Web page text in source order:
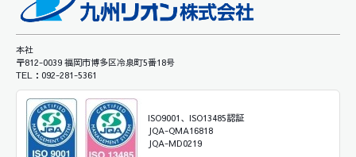
本社
〒812-0039 福岡市博多区冷泉町5番18号
TEL：092-281-5361
ISO9001、ISO13485認証
JQA-QMA16818
JQA-MD0219